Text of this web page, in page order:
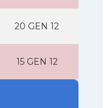
20 GEN 12
15 GEN 12